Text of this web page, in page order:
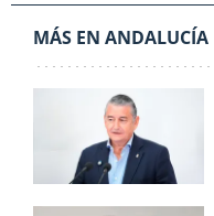
MÁS EN ANDALUCÍA